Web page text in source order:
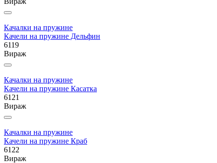
Качалки на пружине
Качели на пружине Дельфин
6119
Вираж
Качалки на пружине
Качели на пружине Касатка
6121
Вираж
Качалки на пружине
Качели на пружине Краб
6122
Вираж